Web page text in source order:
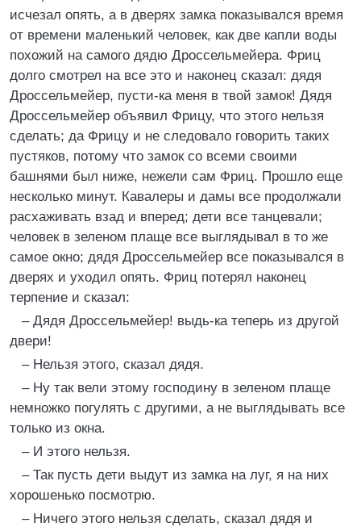
исчезал опять, а в дверях замка показывался время
от времени маленький человек, как две капли воды
похожий на самого дядю Дроссельмейера. Фриц
долго смотрел на все это и наконец сказал: дядя
Дроссельмейер, пусти-ка меня в твой замок! Дядя
Дроссельмейер объявил Фрицу, что этого нельзя
сделать; да Фрицу и не следовало говорить таких
пустяков, потому что замок со всеми своими
башнями был ниже, нежели сам Фриц. Прошло еще
несколько минут. Кавалеры и дамы все продолжали
расхаживать взад и вперед; дети все танцевали;
человек в зеленом плаще все выглядывал в то же
самое окно; дядя Дроссельмейер все показывался в
дверях и уходил опять. Фриц потерял наконец
терпение и сказал:
– Дядя Дроссельмейер! выдь-ка теперь из другой
двери!
– Нельзя этого, сказал дядя.
– Ну так вели этому господину в зеленом плаще
немножко погулять с другими, а не выглядывать все
только из окна.
– И этого нельзя.
– Так пусть дети выдут из замка на луг, я на них
хорошенько посмотрю.
– Ничего этого нельзя сделать, сказал дядя и